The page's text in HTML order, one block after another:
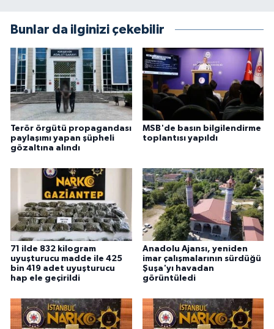
Bunlar da ilginizi çekebilir
Terör örgütü propagandası
paylaşımı yapan şüpheli
gözaltına alındı
MSB'de basın bilgilendirme
toplantısı yapıldı
71 ilde 832 kilogram
uyuşturucu madde ile 425
bin 419 adet uyuşturucu
hap ele geçirildi
Anadolu Ajansı, yeniden
imar çalışmalarının sürdüğü
Şuşa'yı havadan
görüntüledi